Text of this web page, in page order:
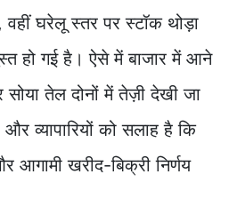
वहीं घरेलू स्तर पर स्टॉक थोड़ा
हो गई है। ऐसे में बाजार में आने
सोया तेल दोनों में तेज़ी देखी जा
व्यापारियों को सलाह है कि
खरीद-बिक्री निर्णय